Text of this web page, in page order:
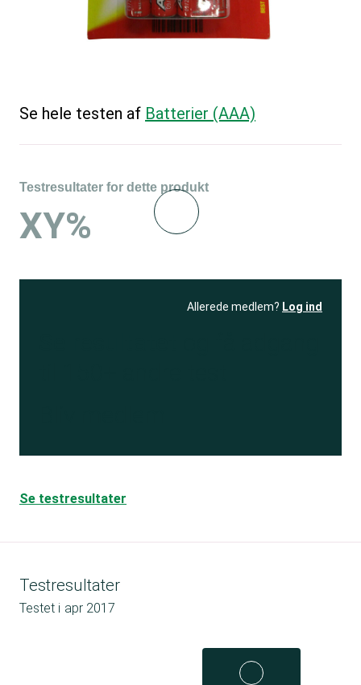
Se hele testen af Batterier (AAA)
Testresultater for dette produkt
XY%
Allerede medlem? Log ind
Se testresultater
Testresultater
Testet i apr 2017